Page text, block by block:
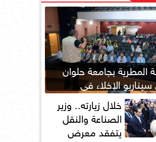
المطرية بجامعة حلوان
الإخلاء في
لتعزيز جاهزية الطوارئ
خلال زيارته.. وزير
الصناعة والنقل
يتفقد معرض